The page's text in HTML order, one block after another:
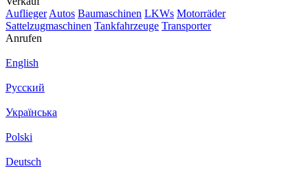
Auflieger Autos Baumaschinen LKWs Motorräder
Sattelzugmaschinen Tankfahrzeuge Transporter
Anrufen
English
Русский
Українська
Polski
Deutsch